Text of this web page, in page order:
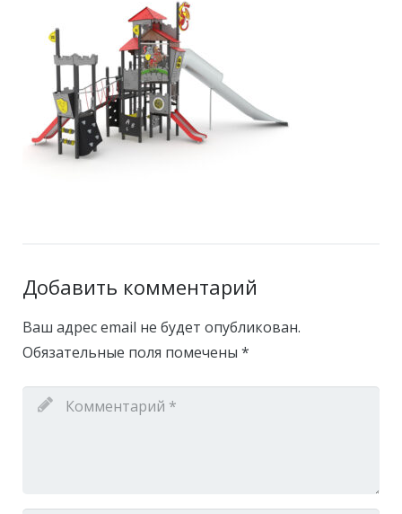
Добавить комментарий
Ваш адрес email не будет опубликован.
Обязательные поля помечены *